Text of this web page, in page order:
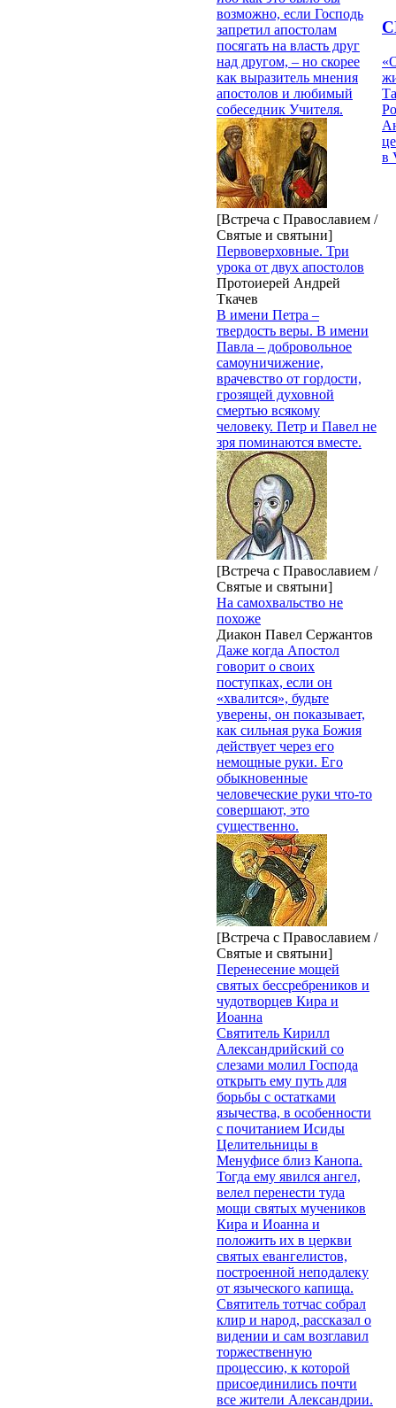
возможно, если Господь
запретил апостолам
посягать на власть друг
над другом, – но скорее
как выразитель мнения
апостолов и любимый
собеседник Учителя.
[Встреча с Православием /
Святые и святыни]
Первоверховные. Три
урока от двух апостолов
Протоиерей Андрей
Ткачев
В имени Петра –
твердость веры. В имени
Павла – добровольное
самоуничижение,
врачевство от гордости,
грозящей духовной
смертью всякому
человеку. Петр и Павел не
зря поминаются вместе.
[Встреча с Православием /
Святые и святыни]
На самохвальство не
похоже
Диакон Павел Сержантов
Даже когда Апостол
говорит о своих
поступках, если он
«хвалится», будьте
уверены, он показывает,
как сильная рука Божия
действует через его
немощные руки. Его
обыкновенные
человеческие руки что-то
совершают, это
существенно.
[Встреча с Православием /
Святые и святыни]
Перенесение мощей
святых бессребреников и
чудотворцев Кира и
Иоанна
Святитель Кирилл
Александрийский со
слезами молил Господа
открыть ему путь для
борьбы с остатками
язычества, в особенности
с почитанием Исиды
Целительницы в
Менуфисе близ Канопа.
Тогда ему явился ангел,
велел перенести туда
мощи святых мучеников
Кира и Иоанна и
положить их в церкви
святых евангелистов,
построенной неподалеку
от языческого капища.
Святитель тотчас собрал
клир и народ, рассказал о
видении и сам возглавил
торжественную
процессию, к которой
присоединились почти
все жители Александрии.
в